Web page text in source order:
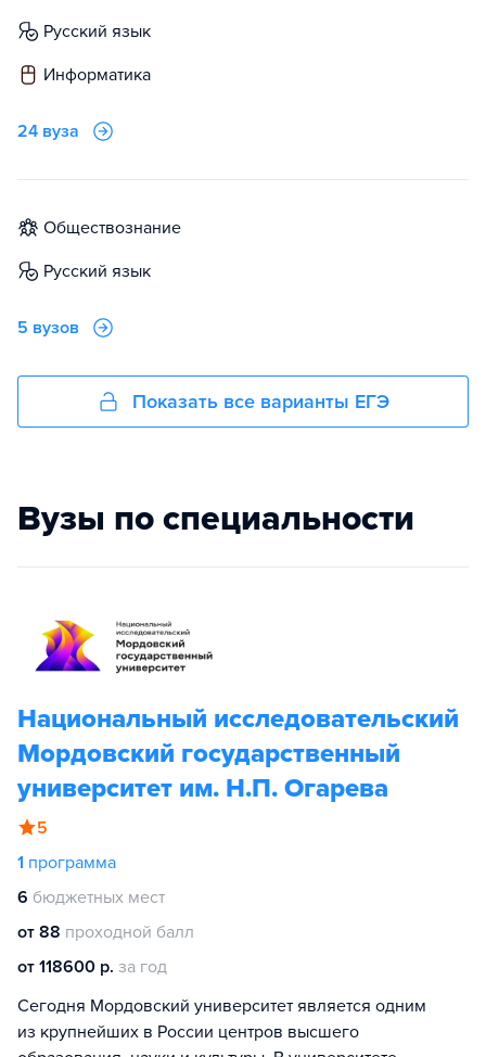
русский язык
информатика
24 вуза
обществознание
русский язык
5 вузов
Показать все варианты ЕГЭ
Вузы по специальности
Национальный исследовательский
Мордовский государственный
университет им. Н.П. Огарева
5
1 программа
6 бюджетных мест
от 88 проходной балл
от 118600 р. за год
Сегодня Мордовский университет является одним
из крупнейших в России центров высшего